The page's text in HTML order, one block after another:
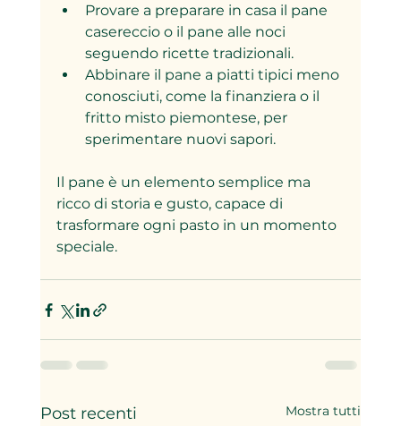
Provare a preparare in casa il pane
casereccio o il pane alle noci
seguendo ricette tradizionali.
Abbinare il pane a piatti tipici meno
conosciuti, come la finanziera o il
fritto misto piemontese, per
sperimentare nuovi sapori.
Il pane è un elemento semplice ma
ricco di storia e gusto, capace di
trasformare ogni pasto in un momento
speciale.
Post recenti Mostra tutti